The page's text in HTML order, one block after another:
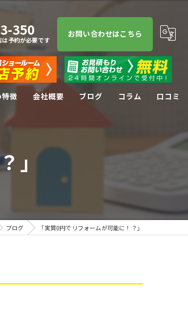
350
予約が必要です
お問い合わせはこちら
特徴 会社概要 ブログ コラム 口コミ
」
ブログ 「実質0円でリフォームが可能に！？」